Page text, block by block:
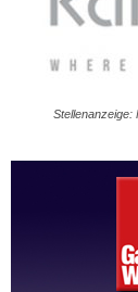
Stellenanzeige: